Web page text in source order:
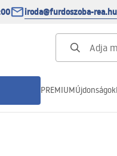
iroda@furdoszoba-rea.hu
PREMIUMÚjdonságok